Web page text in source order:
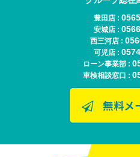
豊田店 :
安城店 :
西三河店 :
可児店 :
ローン事業部 :
車検相談窓口 :